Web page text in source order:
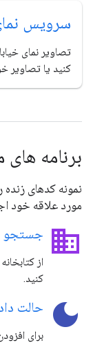
سرویس
کنید یا تصاویر
برنامه های
نمونه کدهای
مورد علاقه خود
business جستجو
کنید.
dark_mode حالت
برای